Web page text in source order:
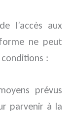
l’accès aux
ne peut
:
prévus
parvenir à la